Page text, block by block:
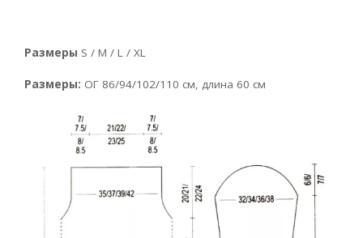
Размеры S / М / L / XL
Размеры: ОГ 86/94/102/110 см, длина 60 см